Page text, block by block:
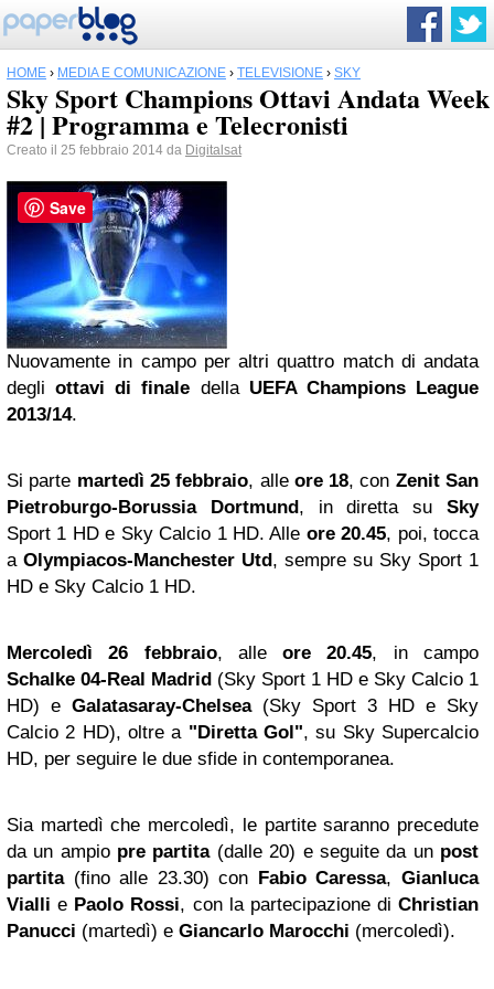
HOME › MEDIA E COMUNICAZIONE › TELEVISIONE › SKY
Sky Sport Champions Ottavi Andata Week
#2 | Programma e Telecronisti
Creato il 25 febbraio 2014 da Digitalsat
Nuovamente in campo per altri quattro match di andata
degliottavi di finale della UEFA Champions League
2013/14.
Si parte martedì 25 febbraio, alle ore 18, con Zenit San
Pietroburgo-Borussia Dortmund, in diretta suSky
Sport 1 HD e Sky Calcio 1 HD. Alle ore 20.45, poi, tocca
a Olympiacos-Manchester Utd, sempre su Sky Sport 1
HD e Sky Calcio 1 HD.
Mercoledì 26 febbraio, alleore 20.45, in campo
Schalke 04-Real Madrid (Sky Sport 1 HD e Sky Calcio 1
HD) e Galatasaray-Chelsea (Sky Sport 3 HD e Sky
Calcio 2 HD), oltre a "Diretta Gol", su Sky Supercalcio
HD, per seguire le due sfide in contemporanea.
Sia martedì che mercoledì, le partite saranno precedute
da un ampio pre partita(dalle 20) e seguite da un post
partita(fino alle 23.30) con Fabio Caressa,Gianluca
Vialli e Paolo Rossi, con la partecipazione di Christian
Panucci (martedì) e Giancarlo Marocchi (mercoledì).
Save